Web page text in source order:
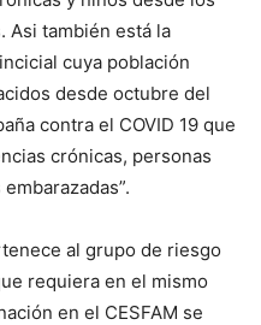
Asi también está la
cuya población
desde octubre del
contra el COVID 19 que
crónicas, personas
al grupo de riesgo
requiera en el mismo
en el CESFAM se